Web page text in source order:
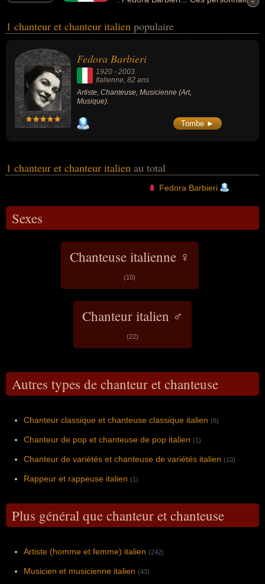
musique. Ces célébrités peuvent également avoir été artiste ou
1 chanteur et chanteur italien populaire
Fedora Barbieri
1920 - 2003
Italienne, 82 ans
Artiste, Chanteuse, Musicienne (Art,
Musique).
Tombe ►
1 chanteur et chanteur italien au total
Fedora Barbieri
Sexes
Chanteuse italienne ♀
(10)
Chanteur italien ♂
(22)
Autres types de chanteur et chanteuse
Chanteur classique et chanteuse classique italien (6)
Chanteur de pop et chanteuse de pop italien (1)
Chanteur de variétés et chanteuse de variétés italien (10)
Rappeur et rappeuse italien (1)
Plus général que chanteur et chanteuse
Artiste (homme et femme) italien (242)
Musicien et musicienne italien (43)